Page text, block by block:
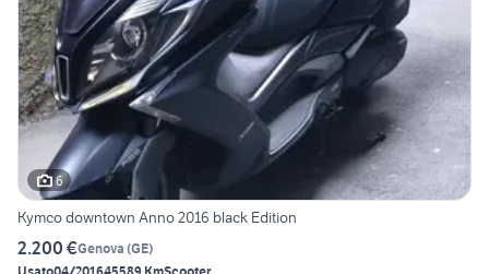
6
Kymco downtown Anno 2016 black Edition
2.200 €Genova (GE)